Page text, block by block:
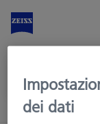
dei dati